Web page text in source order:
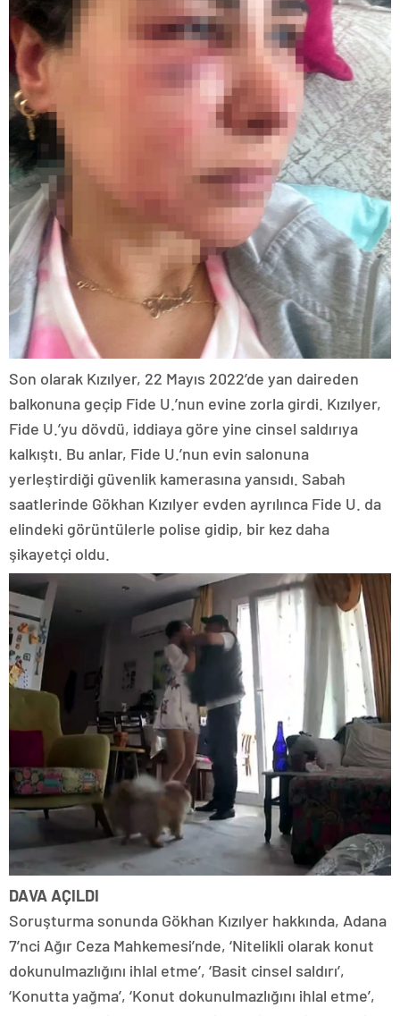
Son olarak Kızılyer, 22 Mayıs 2022’de yan daireden
balkonuna geçip Fide U.’nun evine zorla girdi. Kızılyer,
Fide U.’yu dövdü, iddiaya göre yine cinsel saldırıya
kalkıştı. Bu anlar, Fide U.’nun evin salonuna
yerleştirdiği güvenlik kamerasına yansıdı. Sabah
saatlerinde Gökhan Kızılyer evden ayrılınca Fide U. da
elindeki görüntülerle polise gidip, bir kez daha
şikayetçi oldu.
DAVA AÇILDI
Soruşturma sonunda Gökhan Kızılyer hakkında, Adana
7’nci Ağır Ceza Mahkemesi’nde, ‘Nitelikli olarak konut
dokunulmazlığını ihlal etme’, ‘Basit cinsel saldırı’,
‘Konutta yağma’, ‘Konut dokunulmazlığını ihlal etme’,